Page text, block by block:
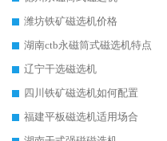
潍坊铁矿磁选机价格
湖南ctb永磁筒式磁选机特点
辽宁干选磁选机
四川铁矿磁选机如何配置
福建平板磁选机适用场合